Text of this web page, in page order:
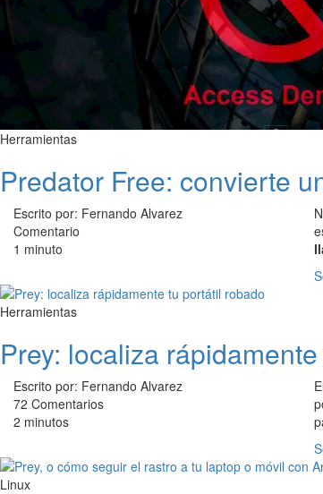
Herramientas
Predator Free: convierte
Escrito por: Fernando Alvarez
Comentario
1 minuto
Herramientas
Prey: localiza
Escrito por: Fernando Alvarez
72 Comentarios
2 minutos
Linux